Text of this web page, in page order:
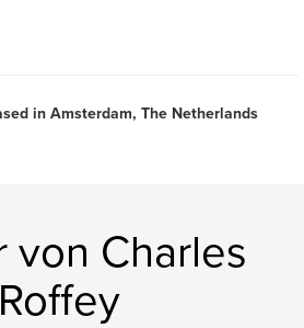
in Amsterdam, The Netherlands
von Charles
Roffey